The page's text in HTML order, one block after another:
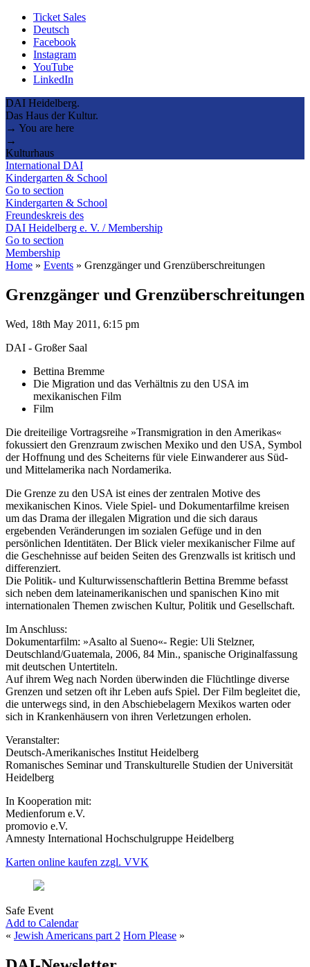
Ticket Sales
Deutsch
Facebook
Instagram
YouTube
LinkedIn
DAI Heidelberg.
Das Haus der Kultur.
→ You are here
→
Kulturhaus
International DAI
Kindergarten & School
Go to section
Kindergarten & School
Freundeskreis des
DAI Heidelberg e. V. / Membership
Go to section
Membership
Home » Events » Grenzgänger und Grenzüberschreitungen
Grenzgänger und Grenzüberschreitungen
Wed, 18th May 2011, 6:15 pm
DAI - Großer Saal
Bettina Bremme
Die Migration und das Verhältnis zu den USA im
mexikanischen Film
Film
Die dreiteilige Vortragsreihe »Transmigration in den Amerikas«
fokussiert den Grenzraum zwischen Mexiko und den USA, Symbol
der Hoffnung und des Scheiterns für viele Einwanderer aus Süd-
und Mittelamerika nach Nordamerika.
Die Grenze zu den USA ist eines der zentralen Motive des
mexikanischen Kinos. Viele Spiel- und Dokumentarfilme kreisen
um das Drama der illegalen Migration und die sich daraus
ergebenden Veränderungen im sozialen Gefüge und in den
persönlichen Identitäten. Der Blick vieler mexikanischer Filme auf
die Geschehnisse auf beiden Seiten des Grenzwalls ist kritisch und
differenziert.
Die Politik- und Kulturwissenschaftlerin Bettina Bremme befasst
sich neben dem lateinamerikanischen und spanischen Kino mit
internationalen Themen zwischen Kultur, Politik und Gesellschaft.
Im Anschluss:
Dokumentarfilm: »Asalto al Sueno«- Regie: Uli Stelzner,
Deutschland/Guatemala, 2006, 84 Min., spanische Originalfassung
mit deutschen Untertiteln.
Auf ihrem Weg nach Norden überwinden die Flüchtlinge diverse
Grenzen und setzen oft ihr Leben aufs Spiel. Der Film begleitet die,
die unterwegs sind, in den Abschiebelagern Mexikos warten oder
sich in Krankenhäusern von ihren Verletzungen erholen.
Veranstalter:
Deutsch-Amerikanisches Institut Heidelberg
Romanisches Seminar und Transkulturelle Studien der Universität
Heidelberg
In Kooperation mit:
Medienforum e.V.
promovio e.V.
Amnesty International Hochschulgruppe Heidelberg
Karten online kaufen zzgl. VVK
Safe Event
Add to Calendar
« Jewish Americans part 2 Horn Please »